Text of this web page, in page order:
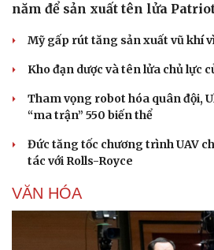
năm để sản xuất tên lửa
Mỹ gấp rút tăng sản xuất vũ khí
Kho đạn dược và tên lửa chủ lực
Tham vọng robot hóa quân đội,
“ma trận” 550 biến thể
Đức tăng tốc chương trình UAV
tác với Rolls-Royce
VĂN HÓA